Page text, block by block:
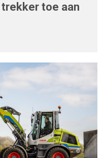
trekker toe aan